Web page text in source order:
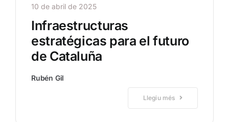
10 de abril de 2025
Infraestructuras
estratégicas para el futuro
de Cataluña
Rubén Gil
Llegiu més